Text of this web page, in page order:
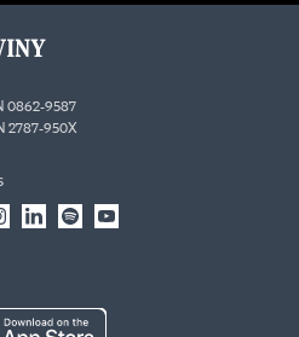
0862-9587
2787-950X